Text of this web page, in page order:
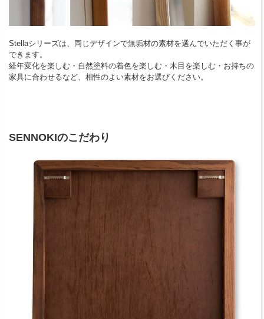
Stellaシリーズは、同じデザインで無垢材の素材を選んでいただく事が
できます。
経年変化を楽しむ・自然塗料の着色を楽しむ・木目を楽しむ・お持ちの
家具に合わせるなど、相性のよい素材をお選びください。
SENNOKIのこだわり